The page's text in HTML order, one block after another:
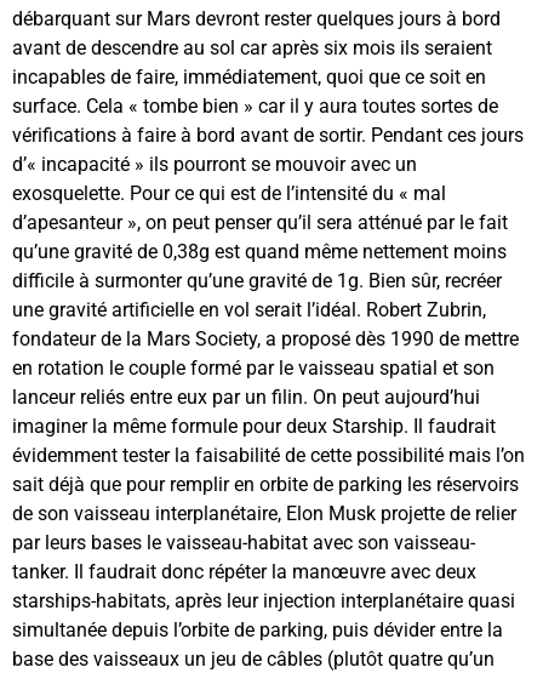
débarquant sur Mars devront rester quelques jours à bord
avant de descendre au sol car après six mois ils seraient
incapables de faire, immédiatement, quoi que ce soit en
surface. Cela « tombe bien » car il y aura toutes sortes de
vérifications à faire à bord avant de sortir. Pendant ces jours
d’« incapacité » ils pourront se mouvoir avec un
exosquelette. Pour ce qui est de l’intensité du « mal
d’apesanteur », on peut penser qu’il sera atténué par le fait
qu’une gravité de 0,38g est quand même nettement moins
difficile à surmonter qu’une gravité de 1g. Bien sûr, recréer
une gravité artificielle en vol serait l’idéal. Robert Zubrin,
fondateur de la Mars Society, a proposé dès 1990 de mettre
en rotation le couple formé par le vaisseau spatial et son
lanceur reliés entre eux par un filin. On peut aujourd’hui
imaginer la même formule pour deux Starship. Il faudrait
évidemment tester la faisabilité de cette possibilité mais l’on
sait déjà que pour remplir en orbite de parking les réservoirs
de son vaisseau interplanétaire, Elon Musk projette de relier
par leurs bases le vaisseau-habitat avec son vaisseau-
tanker. Il faudrait donc répéter la manœuvre avec deux
starships-habitats, après leur injection interplanétaire quasi
simultanée depuis l’orbite de parking, puis dévider entre la
base des vaisseaux un jeu de câbles (plutôt quatre qu’un